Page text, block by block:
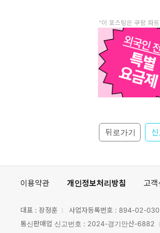
"이 포스팅은 쿠팡 파
뒤로가기
이용약관 개인정보처리방침 고객
대표 : 장정훈 사업자등록번호 : 894-02-
통신판매업 신고번호 : 2024-경기안산-6882